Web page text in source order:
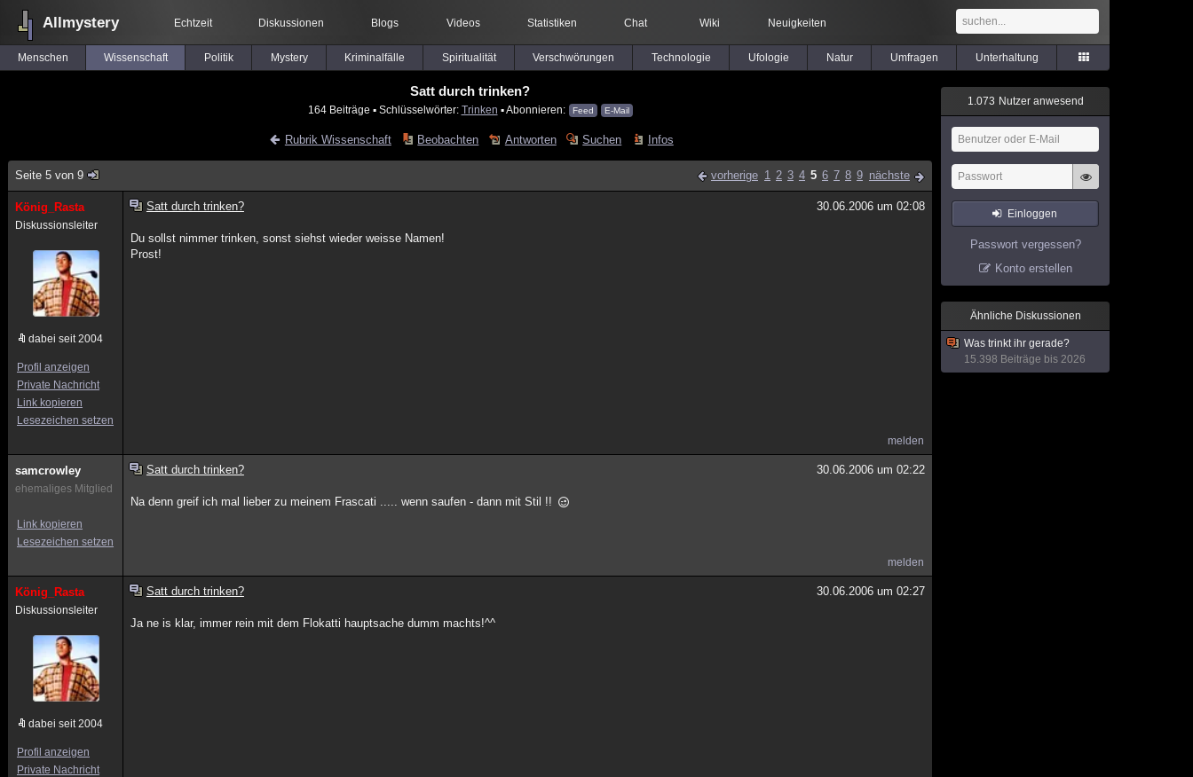
Allmystery Echtzeit Diskussionen Blogs Videos Statistiken Chat Wiki Neuigkeiten
Menschen Wissenschaft Politik Mystery Kriminalfälle Spiritualität Verschwörungen Technologie Ufologie Natur Umfragen Unterhaltung
Satt durch trinken?
164 Beiträge ▪ Schlüsselwörter: Trinken ▪ Abonnieren: Feed E-Mail
Rubrik Wissenschaft Beobachten Antworten Suchen Infos
Seite 5 von 9 vorherige 1 2 3 4 5 6 7 8 9 nächste
König_Rasta
Diskussionsleiter
dabei seit 2004
Profil anzeigen
Private Nachricht
Link kopieren
Lesezeichen setzen
Satt durch trinken? 30.06.2006 um 02:08
Du sollst nimmer trinken, sonst siehst wieder weisse Namen!
Prost!
melden
samcrowley
ehemaliges Mitglied
Link kopieren
Lesezeichen setzen
Satt durch trinken? 30.06.2006 um 02:22
Na denn greif ich mal lieber zu meinem Frascati ..... wenn saufen - dann mit Stil !!
melden
König_Rasta
Diskussionsleiter
dabei seit 2004
Profil anzeigen
Private Nachricht
Satt durch trinken? 30.06.2006 um 02:27
Ja ne is klar, immer rein mit dem Flokatti hauptsache dumm machts!^^
1.073 Nutzer anwesend
Einloggen
Passwort vergessen?
Konto erstellen
Ähnliche Diskussionen
Was trinkt ihr gerade?
15.398 Beiträge bis 2026